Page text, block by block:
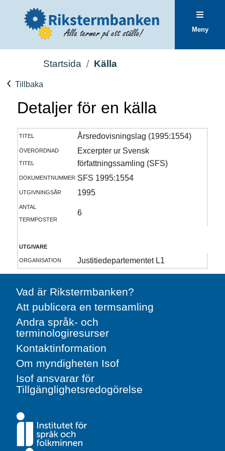
Meny
Startsida Källa
Tillbaka
Detaljer för en källa
titel
Årsredovisningslag (1995:1554)
överordnad
titel
Excerpter ur Svensk
författningssamling (SFS)
dokumentnummer SFS 1995:1554
utgivningsår
1995
antal
termposter
6
utgivare
organisation
Justitiedepartementet L1
Vad är Rikstermbanken?
Att publicera en termsamling
Andra språk- och
terminologiresurser
Kontaktinformation
Om myndigheten Isof
Isof ansvarar för
Tillgänglighetsredogörelse